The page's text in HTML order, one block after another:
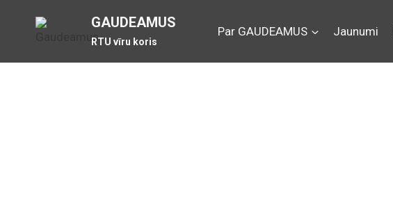
GAUDEAMUS
RTU vīru koris
Par GAUDEAMUS Jaunumi